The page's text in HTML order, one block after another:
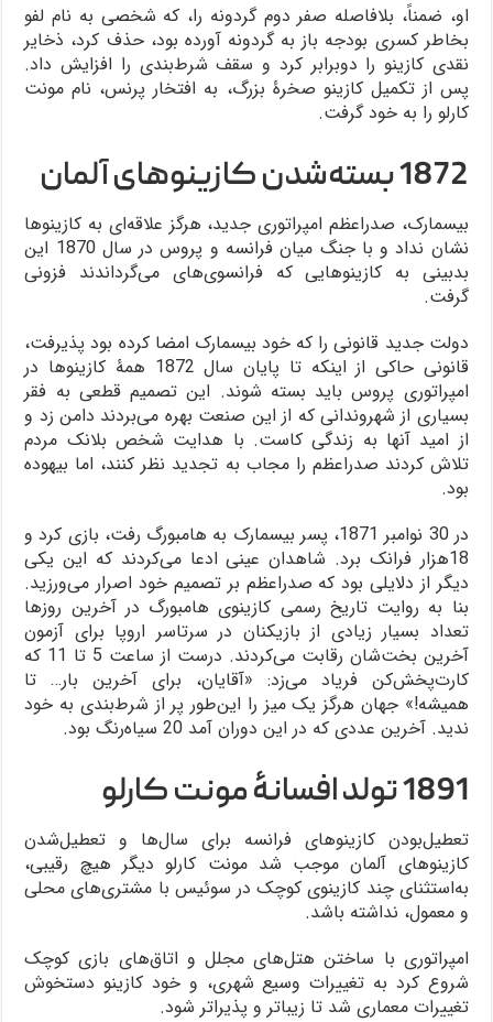
او، ضمناً، بلافاصله صفر دوم گردونه را، که شخصی به نام لفو
بخاطر کسری بودجه باز به گردونه آورده بود، حذف کرد، ذخایر
نقدی کازینو را دوبرابر کرد و سقف شرط‌بندی را افزایش داد.
پس از تکمیل کازینو صخرۀ بزرگ، به افتخار پرنس، نام مونت
کارلو را به خود گرفت.
1872 بسته‌شدن کازینوهای آلمان
بیسمارک، صدراعظم امپراتوری جدید، هرگز علاقه‌ای به کازینوها
نشان نداد و با جنگ میان فرانسه و پروس در سال 1870 این
بدبینی به کازینوهایی که فرانسوی‌های می‌گرداندند فزونی
گرفت.
دولت جدید قانونی را که خود بیسمارک امضا کرده بود پذیرفت،
قانونی حاکی از اینکه تا پایان سال 1872 همۀ کازینوها در
امپراتوری پروس باید بسته شوند. این تصمیم قطعی به فقر
بسیاری از شهروندانی که از این صنعت بهره می‌بردند دامن زد و
از امید آنها به زندگی کاست. با هدایت شخص بلانک مردم
تلاش کردند صدراعظم را مجاب به تجدید نظر کنند، اما بیهوده
بود.
در 30 نوامبر 1871، پسر بیسمارک به هامبورگ رفت، بازی کرد و
18هزار فرانک برد. شاهدان عینی ادعا می‌کردند که این یکی
دیگر از دلایلی بود که صدراعظم بر تصمیم خود اصرار می‌ورزید.
بنا به روایت تاریخ رسمی کازینوی هامبورگ در آخرین روزها
تعداد بسیار زیادی از بازیکنان در سرتاسر اروپا برای آزمون
آخرین بخت‌شان رقابت می‌کردند. درست از ساعت 5 تا 11 که
کارت‌پخش‌کن فریاد می‌زد: «آقایان، برای آخرین بار… تا
همیشه!» جهان هرگز یک میز را این‌طور پر از شرط‌بندی به خود
ندید. آخرین عددی که در این دوران آمد 20 سیاه‌رنگ بود.
1891 تولد افسانۀ مونت کارلو
تعطیل‌بودن کازینوهای فرانسه برای سال‌ها و تعطیل‌شدن
کازینوهای آلمان موجب شد مونت کارلو دیگر هیچ رقیبی،
به‌استثنای چند کازینوی کوچک در سوئیس با مشتری‌های محلی
و معمول، نداشته باشد.
امپراتوری با ساختن هتل‌های مجلل و اتاق‌های بازی کوچک
شروع کرد به تغییرات وسیع شهری، و خود کازینو دستخوش
تغییرات معماری شد تا زیباتر و پذیراتر شود.